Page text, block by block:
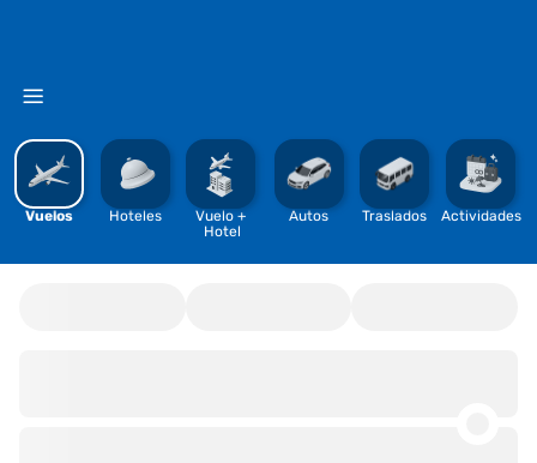
%
Vuelos Hoteles
Vuelo +
Hotel
Autos Traslados Actividades